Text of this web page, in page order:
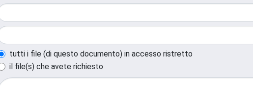
tutti i file (di questo documento) in accesso ristretto
il file(s) che avete richiesto